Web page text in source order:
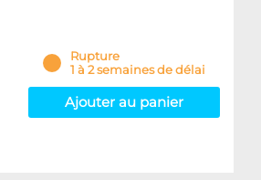
Rupture
1 à 2 semaines de délai
Ajouter au panier